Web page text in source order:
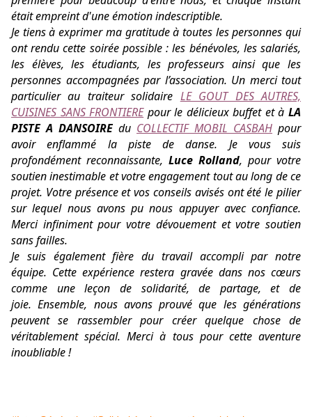
était empreint d'une émotion indescriptible.
Je tiens à exprimer ma gratitude à toutes les personnes qui
ont rendu cette soirée possible : les bénévoles, les salariés,
les élèves, les étudiants, les professeurs ainsi que les
personnes accompagnées par l’association. Un merci tout
particulier au traiteur solidaire LE GOUT DES AUTRES,
CUISINES SANS FRONTIERE pour le délicieux buffet et àLA
PISTE A DANSOIRE du COLLECTIF MOBIL CASBAH pour
avoir enflammé la piste de danse. Je vous suis
profondément reconnaissante, Luce Rolland, pour votre
soutien inestimable et votre engagement tout au long de ce
projet. Votre présence et vos conseils avisés ont été le pilier
sur lequel nous avons pu nous appuyer avec confiance.
Merci infiniment pour votre dévouement et votre soutien
sans failles.
Je suis également fière du travail accompli par notre
équipe. Cette expérience restera gravée dans nos cœurs
comme une leçon de solidarité, de partage, et de
joie.Ensemble, nous avons prouvé que les générations
peuvent se rassembler pour créer quelque chose de
véritablement spécial. Merci à tous pour cette aventure
inoubliable !